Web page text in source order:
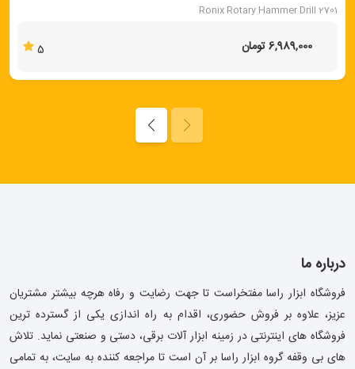
Ronix Rotary Hammer Drill 2701
6,989,000 تومان 5
درباره ما
فروشگاه ابزار راسا مفتخراست تا جهت رضایت و رفاه هرچه بیشتر مشتریان
عزیز، علاوه بر فروش حضوری، اقدام به راه اندازی یکی از گسترده ترین
فروشگاه های اینترنتی در زمینه ابزار آلات برقی، دستی و صنعتی نماید. تلاش
های بی وقفه گروه ابزار راسا بر آن است تا مراجعه کننده به سایت، به تمامی